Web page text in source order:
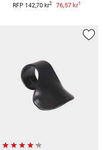
RFP 142,70 kr2 76,57 kr1